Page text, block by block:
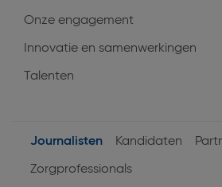
Onze engagement
Innovatie en samenwerkingen
Talenten
User
Journalisten Kandidaten
Zorgprofessionals